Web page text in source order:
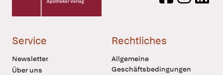
Service
Newsletter
Über uns
Rechtliches
Allgemeine
Geschäftsbedingungen